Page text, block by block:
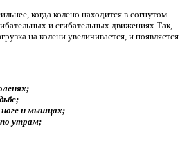
когда колено находится в согнутом
и сгибательных движениях.Так,
на колени увеличивается, и появляется
ноге и мышцах;
по утрам;